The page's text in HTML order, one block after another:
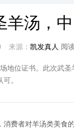
烧烤品牌
饮品品牌
羊汤，
来源： 凯发真人 阅
地位证书。此次武
。
费者对羊汤类美食